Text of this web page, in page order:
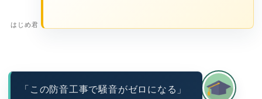
はじめ君
「この防音工事で騒音がゼロになる」